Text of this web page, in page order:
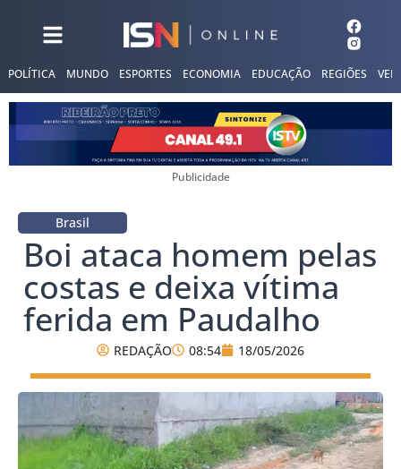
POLÍTICA MUNDO ESPORTES ECONOMIA EDUCAÇÃO REGIÕES
Publicidade
Brasil
Boi ataca homem pelas
costas e deixa vítima
ferida em Paudalho
REDAÇÃO 08:54 18/05/2026